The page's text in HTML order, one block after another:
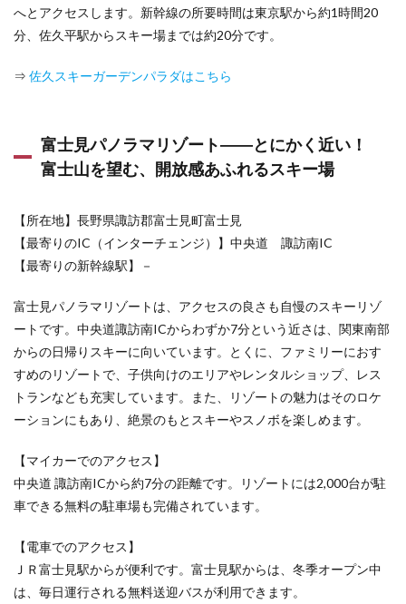
解説
8.1
りス
ーで
行く
メリ
デメ
リッ
ト
日帰
りス
キー
に電
行く
メリ
ッ
ト・
リッ
ト
8.3
りス
にバ
スツ
へとアクセスします。新幹線の所要時間は東京駅から約1時間20
分、佐久平駅からスキー場までは約20分です。
⇒ 佐久スキーガーデンパラダはこちら
富士見パノラマリゾート――とにかく近い！
富士山を望む、開放感あふれるスキー場
【所在地】長野県諏訪郡富士見町富士見
【最寄りのIC（インターチェンジ）】中央道 諏訪南IC
【最寄りの新幹線駅】－
富士見パノラマリゾートは、アクセスの良さも自慢のスキーリゾ
ートです。中央道諏訪南ICからわずか7分という近さは、関東南部
からの日帰りスキーに向いています。とくに、ファミリーにおす
すめのリゾートで、子供向けのエリアやレンタルショップ、レス
トランなども充実しています。また、リゾートの魅力はそのロケ
ーションにもあり、絶景のもとスキーやスノボを楽しめます。
【マイカーでのアクセス】
中央道 諏訪南ICから約7分の距離です。リゾートには2,000台が駐
車できる無料の駐車場も完備されています。
【電車でのアクセス】
ＪＲ富士見駅からが便利です。富士見駅からは、冬季オープン中
は、毎日運行される無料送迎バスが利用できます。